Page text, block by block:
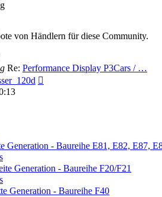
von Händlern für diese Community.
Re: Performance Display P3Cars / …
- Baureihe E81, E82, E87,
Generation - Baureihe F20/F21
Generation - Baureihe F40